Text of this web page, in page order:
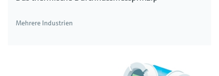
Mehrere Industrien